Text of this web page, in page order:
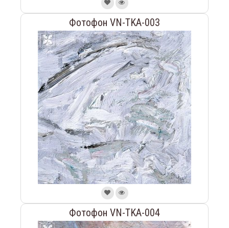
Фотофон VN-TKA-003
Фотофон VN-TKA-004